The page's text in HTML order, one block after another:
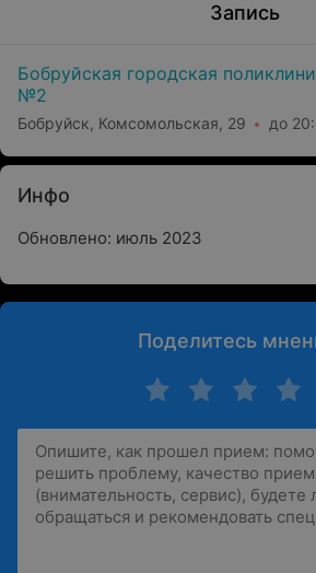
Запись
Бобруйская городская
№2
Бобруйск, Комсомольская, 29 до
Инфо
Обновлено: июль 2023
Поделитесь